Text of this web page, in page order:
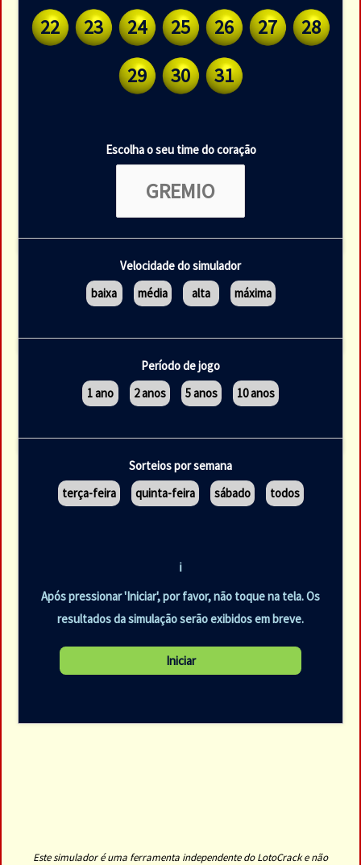
22
23 24 25 26 27
28
29
30 31
Escolha o seu time do coração
Velocidade do simulador
baixa
média alta máxima
Período de jogo
1 ano
2 anos 5 anos 10 anos
Sorteios por semana
terça-feira
quinta-feira sábado todos
ℹ️
Após pressionar 'Iniciar', por favor, não toque na tela. Os
resultados da simulação serão exibidos em breve.
Este simulador é uma ferramenta independente do LotoCrack e não